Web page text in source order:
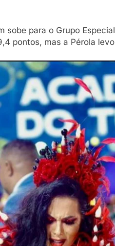
sobe para o Grupo
pontos, mas a Pérola